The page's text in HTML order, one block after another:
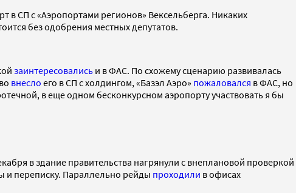
в СП с «Аэропортами регионов» Вексельберга. Никаких
без одобрения местных депутатов.
заинтересовались и в ФАС. По схожему сценарию развивалась
внесло его в СП с холдингом, «Базэл Аэро» пожаловался в ФАС, но
в еще одном бесконкурсном аэропорту участвовать я бы
в здание правительства нагрянули с внеплановой проверкой
и переписку. Параллельно рейды проходили в офисах